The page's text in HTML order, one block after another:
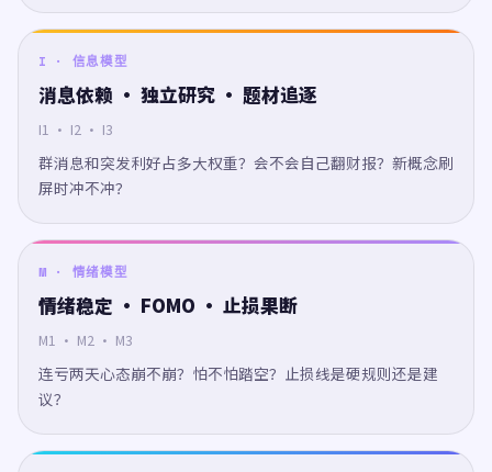
I · 信息模型
消息依赖 · 独立研究 · 题材追逐
I1 · I2 · I3
群消息和突发利好占多大权重？会不会自己翻财报？新概念刷
屏时冲不冲？
M · 情绪模型
情绪稳定 · FOMO · 止损果断
M1 · M2 · M3
连亏两天心态崩不崩？怕不怕踏空？止损线是硬规则还是建
议？